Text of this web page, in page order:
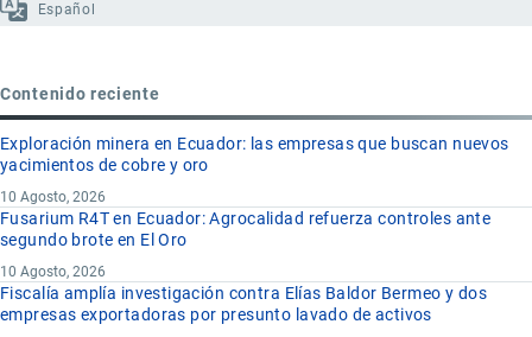
Español
Contenido reciente
Exploración minera en Ecuador: las empresas que buscan nuevos
yacimientos de cobre y oro
10 Agosto, 2026
Fusarium R4T en Ecuador: Agrocalidad refuerza controles ante
segundo brote en El Oro
10 Agosto, 2026
Fiscalía amplía investigación contra Elías Baldor Bermeo y dos
empresas exportadoras por presunto lavado de activos